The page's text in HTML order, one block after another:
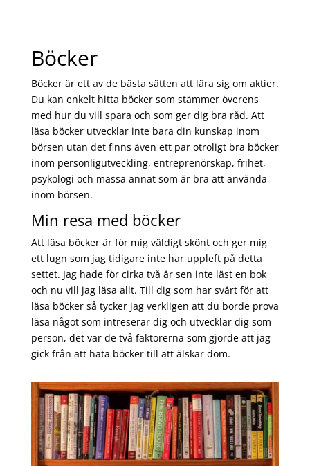
Böcker
Böcker är ett av de bästa sätten att lära sig om aktier.
Du kan enkelt hitta böcker som stämmer överens
med hur du vill spara och som ger dig bra råd. Att
läsa böcker utvecklar inte bara din kunskap inom
börsen utan det finns även ett par otroligt bra böcker
inom personligutveckling, entreprenörskap, frihet,
psykologi och massa annat som är bra att använda
inom börsen.
Min resa med böcker
Att läsa böcker är för mig väldigt skönt och ger mig
ett lugn som jag tidigare inte har uppleft på detta
settet. Jag hade för cirka två år sen inte läst en bok
och nu vill jag läsa allt. Till dig som har svårt för att
läsa böcker så tycker jag verkligen att du borde prova
läsa något som intreserar dig och utvecklar dig som
person, det var de två faktorerna som gjorde att jag
gick från att hata böcker till att älskar dom.